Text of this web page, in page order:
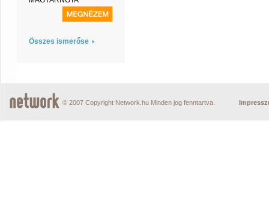
Összes ismerőse
© 2007 Copyright Network.hu Minden jog fenntartva.